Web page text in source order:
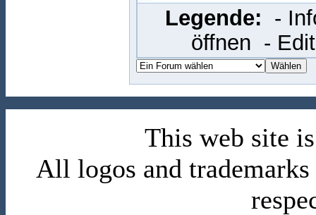
Legende:
-
öffnen -
This web site
All logos and